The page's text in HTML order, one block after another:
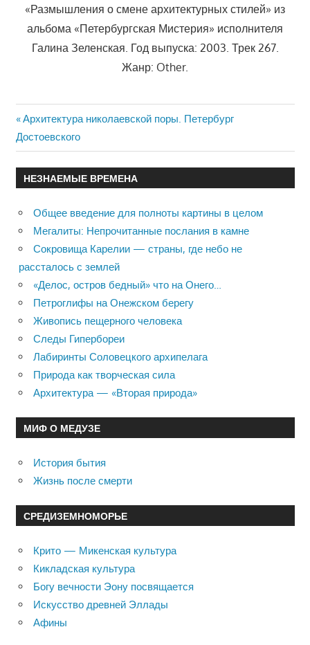
«Размышления о смене архитектурных стилей» из
альбома «Петербургская Мистерия» исполнителя
Галина Зеленская. Год выпуска: 2003. Трек 267.
Жанр: Other.
Навигация
по
записям
Previous
Post:
Архитектура николаевской поры. Петербург
Достоевского
НЕЗНАЕМЫЕ ВРЕМЕНА
Общее введение для полноты картины в целом
Мегалиты: Непрочитанные послания в камне
Сокровища Карелии — страны, где небо не
рассталось с землей
«Делос, остров бедный» что на Онего…
Петроглифы на Онежском берегу
Живопись пещерного человека
Следы Гипербореи
Лабиринты Соловецкого архипелага
Природа как творческая сила
Архитектура — «Вторая природа»
МИФ О МЕДУЗЕ
История бытия
Жизнь после смерти
СРЕДИЗЕМНОМОРЬЕ
Крито — Микенская культура
Кикладская культура
Богу вечности Эону посвящается
Искусство древней Эллады
Афины